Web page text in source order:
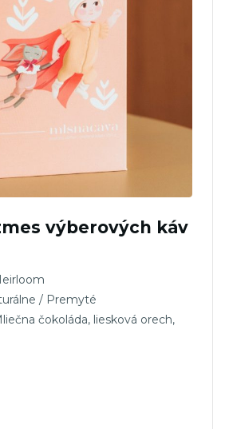
výberových káv
/ Premyté
čokoláda, liesková orech,